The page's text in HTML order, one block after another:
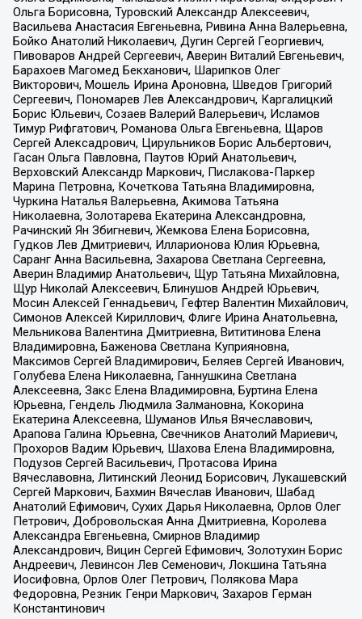
Ольга Борисовна, Туровский Александр Алексеевич,
Васильева Анастасия Евгеньевна, Ривина Анна Валерьевна,
Бойко Анатолий Николаевич, Дугин Сергей Георгиевич,
Пивоваров Андрей Сергеевич, Аверин Виталий Евгеньевич,
Барахоев Магомед Бекханович, Шарипков Олег
Викторович, Мошель Ирина Ароновна, Шведов Григорий
Сергеевич, Пономарев Лев Александрович, Каргалицкий
Борис Юльевич, Созаев Валерий Валерьевич, Исламов
Тимур Рифгатович, Романова Ольга Евгеньевна, Щаров
Сергей Алексадрович, Цирульников Борис Альбертович,
Гасан Ольга Павловна, Паутов Юрий Анатольевич,
Верховский Александр Маркович, Пислакова-Паркер
Марина Петровна, Кочеткова Татьяна Владимировна,
Чуркина Наталья Валерьевна, Акимова Татьяна
Николаевна, Золотарева Екатерина Александровна,
Рачинский Ян Збигневич, Жемкова Елена Борисовна,
Гудков Лев Дмитриевич, Илларионова Юлия Юрьевна,
Саранг Анна Васильевна, Захарова Светлана Сергеевна,
Аверин Владимир Анатольевич, Щур Татьяна Михайловна,
Щур Николай Алексеевич, Блинушов Андрей Юрьевич,
Мосин Алексей Геннадьевич, Гефтер Валентин Михайлович,
Симонов Алексей Кириллович, Флиге Ирина Анатольевна,
Мельникова Валентина Дмитриевна, Вититинова Елена
Владимировна, Баженова Светлана Куприяновна,
Максимов Сергей Владимирович, Беляев Сергей Иванович,
Голубева Елена Николаевна, Ганнушкина Светлана
Алексеевна, Закс Елена Владимировна, Буртина Елена
Юрьевна, Гендель Людмила Залмановна, Кокорина
Екатерина Алексеевна, Шуманов Илья Вячеславович,
Арапова Галина Юрьевна, Свечников Анатолий Мариевич,
Прохоров Вадим Юрьевич, Шахова Елена Владимировна,
Подузов Сергей Васильевич, Протасова Ирина
Вячеславовна, Литинский Леонид Борисович, Лукашевский
Сергей Маркович, Бахмин Вячеслав Иванович, Шабад
Анатолий Ефимович, Сухих Дарья Николаевна, Орлов Олег
Петрович, Добровольская Анна Дмитриевна, Королева
Александра Евгеньевна, Смирнов Владимир
Александрович, Вицин Сергей Ефимович, Золотухин Борис
Андреевич, Левинсон Лев Семенович, Локшина Татьяна
Иосифовна, Орлов Олег Петрович, Полякова Мара
Федоровна, Резник Генри Маркович, Захаров Герман
Константинович